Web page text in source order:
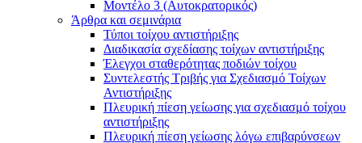
Μοντέλο 3 (Αυτοκρατορικός)
Άρθρα και σεμινάρια
Τύποι τοίχου αντιστήριξης
Διαδικασία σχεδίασης τοίχων αντιστήριξης
Έλεγχοι σταθερότητας ποδιών τοίχου
Συντελεστής Τριβής για Σχεδιασμό Τοίχων
Αντιστήριξης
Πλευρική πίεση γείωσης για σχεδιασμό τοίχου
αντιστήριξης
Πλευρική πίεση γείωσης λόγω επιβαρύνσεων